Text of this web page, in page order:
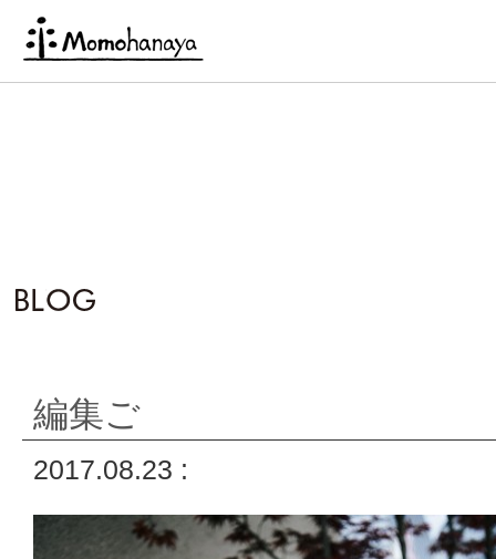
編集ご
2017.08.23 :